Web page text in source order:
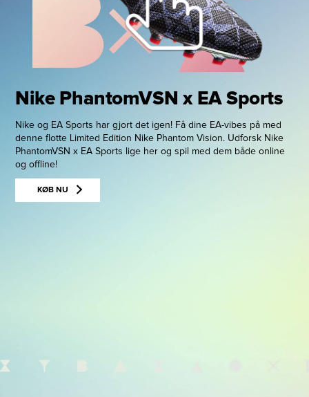
Nike PhantomVSN x EA Sports
Nike og EA Sports har gjort det igen! Få dine EA-vibes på med
denne flotte Limited Edition Nike Phantom Vision. Udforsk Nike
PhantomVSN x EA Sports lige her og spil med dem både online
og offline!
KØB NU